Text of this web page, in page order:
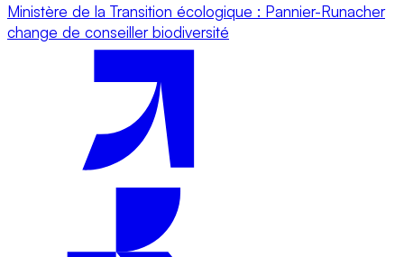
Ministère de la Transition écologique : Pannier-Runacher
change de conseiller biodiversité